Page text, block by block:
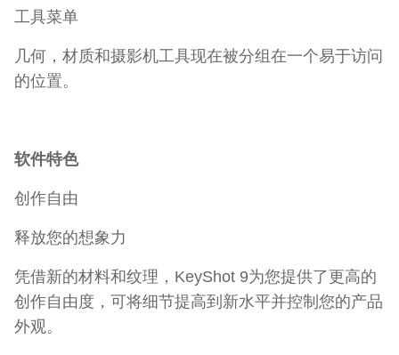
工具菜单
几何，材质和摄影机工具现在被分组在一个易于访问
的位置。
软件特色
创作自由
释放您的想象力
凭借新的材料和纹理，KeyShot 9为您提供了更高的
创作自由度，可将细节提高到新水平并控制您的产品
外观。